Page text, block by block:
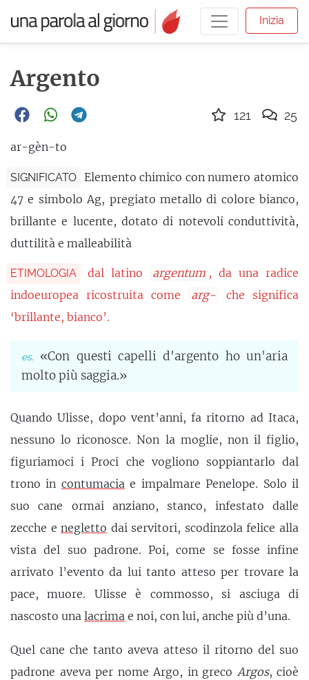
Inizia
Argento
ar-gèn-to
SIGNIFICATO Elemento chimico con numero atomico
47 e simbolo Ag, pregiato metallo di colore bianco,
brillante e lucente, dotato di notevoli conduttività,
duttilità e malleabilità
ETIMOLOGIA dal latino argentum , da una radice
indoeuropea ricostruita come
arg-
che significa
‘brillante, bianco’.
«Con questi capelli d'argento ho un'aria
molto più saggia.»
Quando Ulisse, dopo vent’anni, fa ritorno ad Itaca,
nessuno lo riconosce. Non la moglie, non il figlio,
figuriamoci i Proci che vogliono soppiantarlo dal
trono in contumacia e impalmare Penelope. Solo il
suo cane ormai anziano, stanco, infestato dalle
zecche enegletto dai servitori, scodinzola felice alla
vista del suo padrone. Poi, come se fosse infine
arrivato l’evento da lui tanto atteso per trovare la
pace, muore. Ulisse è commosso, si asciuga di
nascosto una lacrima e noi, con lui, anche più d’una.
Quel cane che tanto aveva atteso il ritorno del suo
padrone aveva per nome Argo, in greco Argos, cioè
121 25